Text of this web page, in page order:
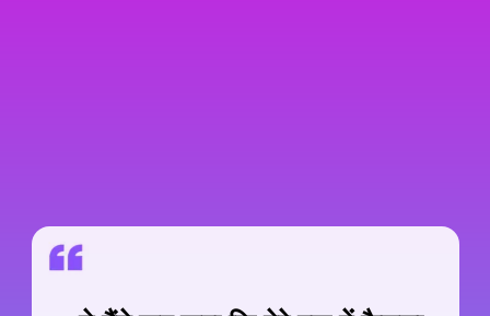
ये मैंने कब कहा कि मेरे हक़ में फ़ैसला